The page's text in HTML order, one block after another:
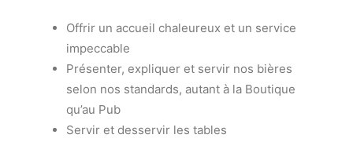
Offrir un accueil chaleureux et un service
impeccable
Présenter, expliquer et servir nos bières
selon nos standards, autant à la Boutique
qu’au Pub
Servir et desservir les tables